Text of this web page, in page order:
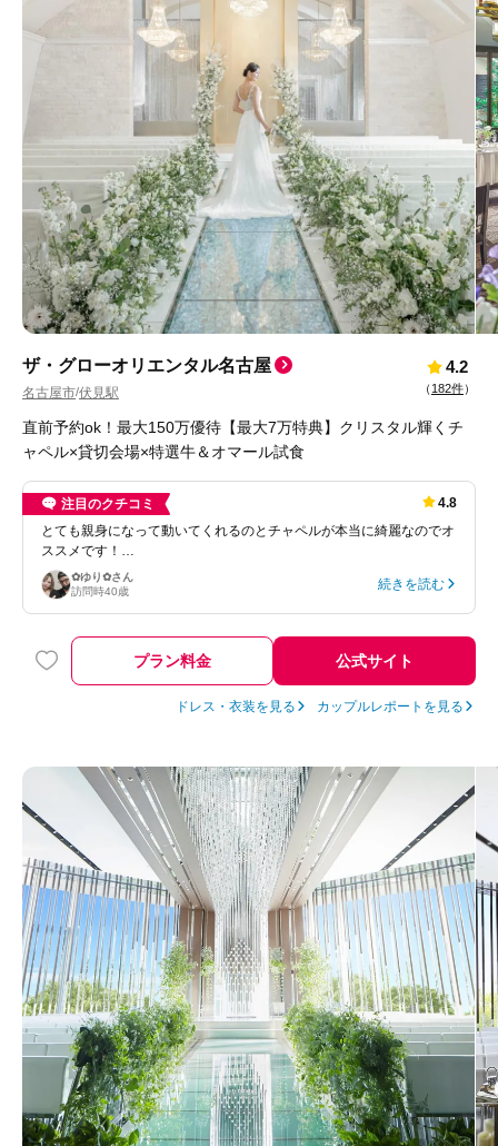
ザ・グローオリエンタル名古屋
名古屋市/伏見駅
4.2
（ 182件）
直前予約ok！最大150万優待【最大7万特典】クリスタル輝くチ
ャペル×貸切会場×特選牛＆オマール試食
注目のクチコミ
4.8
とても親身になって動いてくれるのとチャペルが本当に綺麗なのでオ
ススメです！…
✿⁠ゆり⁠✿さん
訪問時40歳 続きを読む
プラン料金 公式サイト
ドレス・衣装を見る カップルレポートを見る